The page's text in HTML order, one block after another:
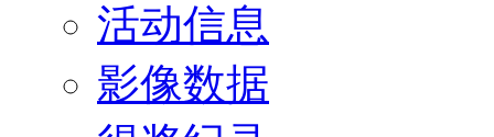
活动信息
影像数据